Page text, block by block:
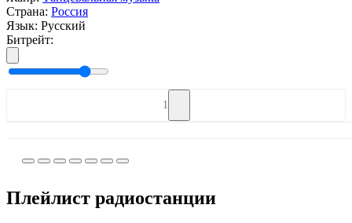
Страна: Россия
Язык: Русский
Битрейт:
1
Плейлист радиостанции